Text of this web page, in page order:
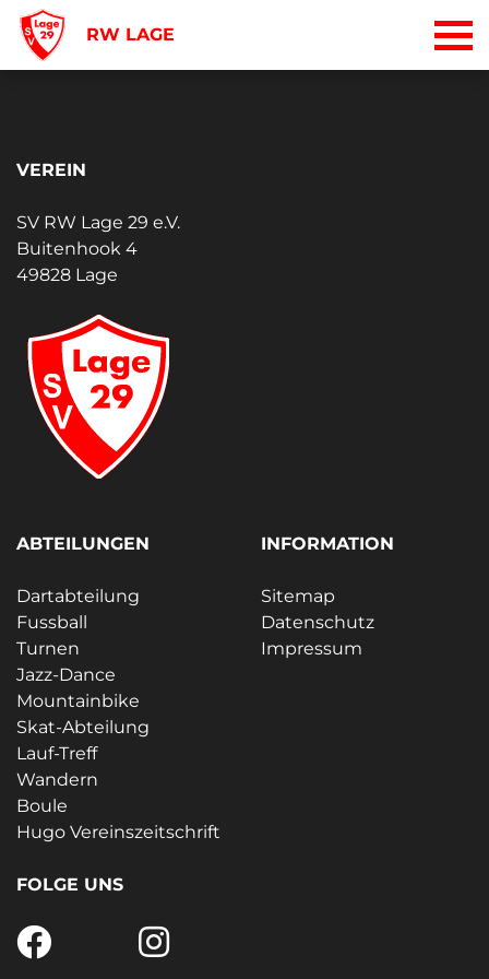
RW LAGE
VEREIN
SV RW Lage 29 e.V.
Buitenhook 4
49828 Lage
ABTEILUNGEN
Dartabteilung
Fussball
Turnen
Jazz-Dance
Mountainbike
Skat-Abteilung
Lauf-Treff
Wandern
Boule
Hugo Vereinszeitschrift
INFORMATION
Sitemap
Datenschutz
Impressum
FOLGE UNS